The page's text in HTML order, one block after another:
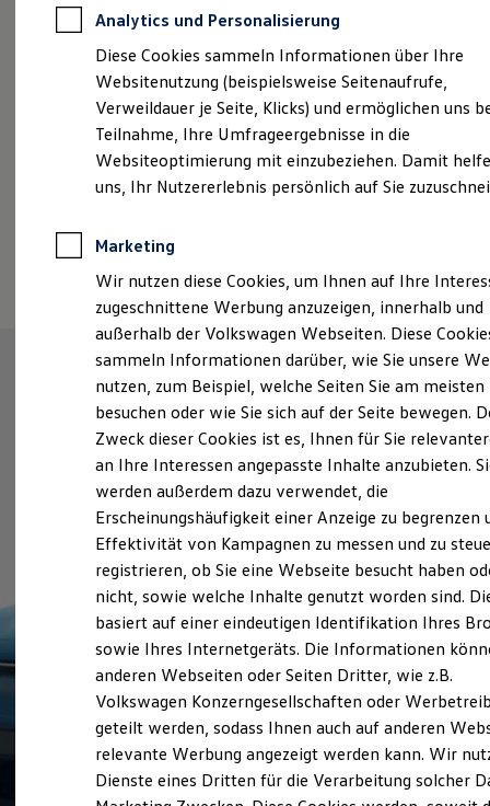
Autokredit mit Schlussrate
Versicherungen und Garantien
Kfz-Versicherung
Restschuldversicherungen
Garantien
Wartungsverträge
Geschäftskunden
Professional Class bei Volkswagen
Großkunden
Behörden
Anpfiff zum Gewinn
Elektroautos
ID. Tutorials
Elektrofahrzeugkonzepte
Reichweite
Reichweite der ID. Modelle
Reichweite im Winter
Laden
Laden unterwegs
Laden Zuhause
Ladezeitensimulator
Batterie
Sicherheit
Garantie und Lebensdauer
Nachhaltigkeit
Technologie
Kosten und Kauf
Verbrauchskosten
Kaufoptionen
E-Auto-Förderung
Software und Konnektivität
Die ID. Software 6
ID. Software Versionen und Updates
Digitale Extras
Schnittstellen zu Ihrem ID.
(Impressum & Rechtliches
Analytics und Personalisierung
Diese Cookies sammeln Informationen über Ihre
Websitenutzung (beispielsweise Seitenaufrufe,
Verweildauer je Seite, Klicks) und ermöglichen uns
Teilnahme, Ihre Umfrageergebnisse in die
Websiteoptimierung mit einzubeziehen. Damit
uns, Ihr Nutzererlebnis persönlich auf Sie
Marketing
Wir nutzen diese Cookies, um Ihnen auf Ihre
zugeschnittene Werbung anzuzeigen, innerhalb und
außerhalb der Volkswagen Webseiten. Diese
sammeln Informationen darüber, wie Sie unsere
nutzen, zum Beispiel, welche Seiten Sie am meisten
besuchen oder wie Sie sich auf der Seite bewegen.
Zweck dieser Cookies ist es, Ihnen für Sie
an Ihre Interessen angepasste Inhalte anzubieten.
werden außerdem dazu verwendet, die
Erscheinungshäufigkeit einer Anzeige zu begrenzen
Effektivität von Kampagnen zu messen und zu
registrieren, ob Sie eine Webseite besucht haben
nicht, sowie welche Inhalte genutzt worden sind.
basiert auf einer eindeutigen Identifikation Ihres
sowie Ihres Internetgeräts. Die Informationen
anderen Webseiten oder Seiten Dritter, wie z.B.
Volkswagen Konzerngesellschaften oder
geteilt werden, sodass Ihnen auch auf anderen
relevante Werbung angezeigt werden kann. Wir
Dienste eines Dritten für die Verarbeitung solcher